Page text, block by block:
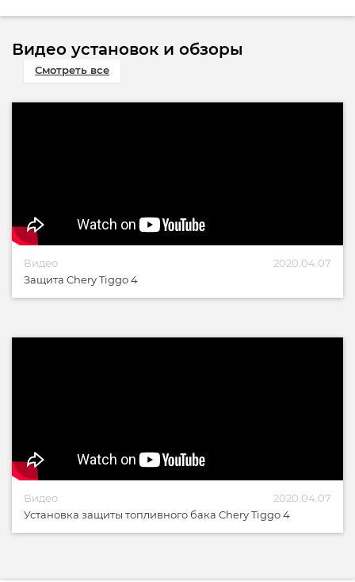
Видео установок и обзоры
Смотреть все
Видео
2020.04.07
Защита Chery Tiggo 4
Видео
2020.04.07
Установка защиты топливного бака Chery Tiggo 4